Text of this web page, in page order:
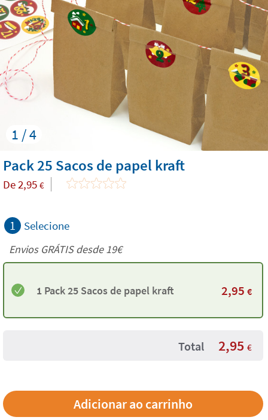
1 / 4
Pack 25 Sacos de papel kraft
De 2,95 €
1 Selecione
Envios GRÁTIS desde 19€
1 Pack 25 Sacos de papel kraft 2,95 €
Total 2,95 €